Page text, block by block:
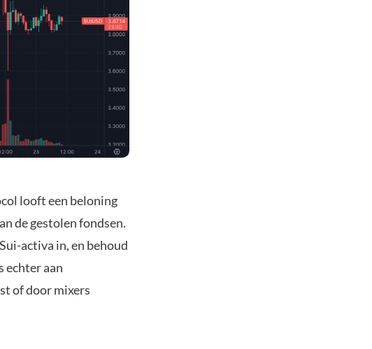
looft een beloning
de gestolen fondsen.
activa in, en behoud
echter aan
of door mixers